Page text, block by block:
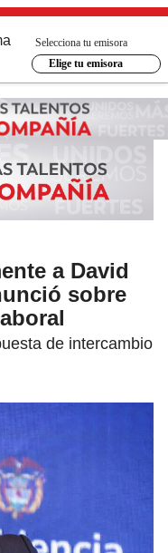
Selecciona tu emisora
Elige tu emisora
a David
sobre
de intercambio